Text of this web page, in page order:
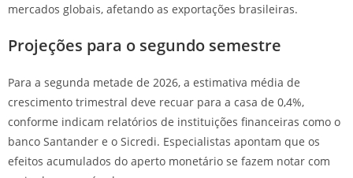
mercados globais, afetando as exportações brasileiras.
Projeções para o segundo semestre
Para a segunda metade de 2026, a estimativa média de
crescimento trimestral deve recuar para a casa de 0,4%,
conforme indicam relatórios de instituições financeiras como o
banco Santander e o Sicredi. Especialistas apontam que os
efeitos acumulados do aperto monetário se fazem notar com